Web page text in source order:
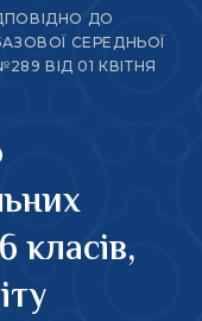
ДО
СЕРЕДНЬОЇ
ВІД 01 КВІТНЯ
класів,